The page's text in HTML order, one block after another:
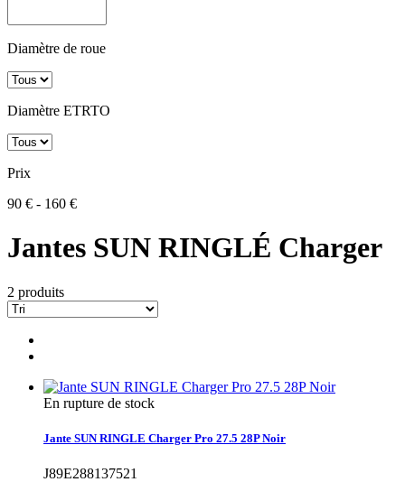
Diamètre de roue
Diamètre ETRTO
Prix
90 € - 160 €
Jantes SUN RINGLÉ Charger
2 produits
En rupture de stock
Jante SUN RINGLE Charger Pro 27.5 28P Noir
J89E288137521